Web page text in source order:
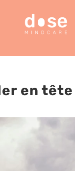
en tête